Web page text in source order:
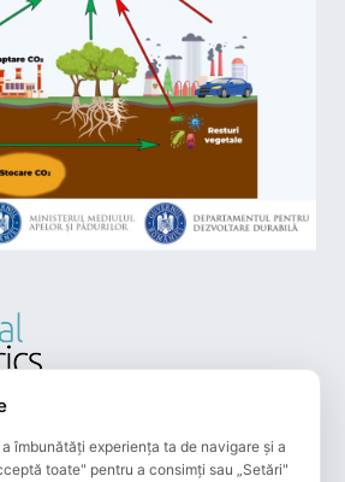
îmbunătăți experiența ta de navigare și a
toate" pentru a consimți sau „Setări"